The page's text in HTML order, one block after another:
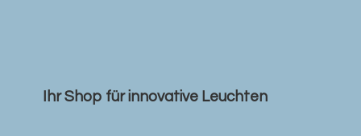
Ihr Shop fürinnovative Leuchten